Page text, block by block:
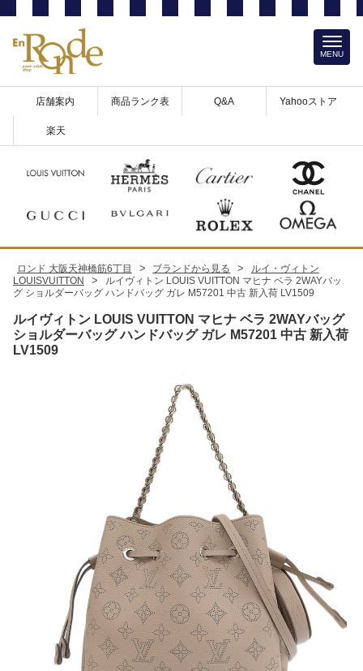
店舗案内 商品ランク表 Q&A Yahooストア
楽天
MENU
ロンド 大阪天神橋筋6丁目 > ブランドから見る >
ルイ・ヴィトン
LOUISVUITTON
>
ルイヴィトン LOUIS VUITTON マヒナ ベラ 2WAYバッ
グ ショルダーバッグ ハンドバッグ ガレ M57201 中古 新入荷 LV1509
ルイヴィトン LOUIS VUITTON マヒナ ベラ 2WAYバッグ
ショルダーバッグ ハンドバッグ ガレ M57201 中古 新入荷
LV1509